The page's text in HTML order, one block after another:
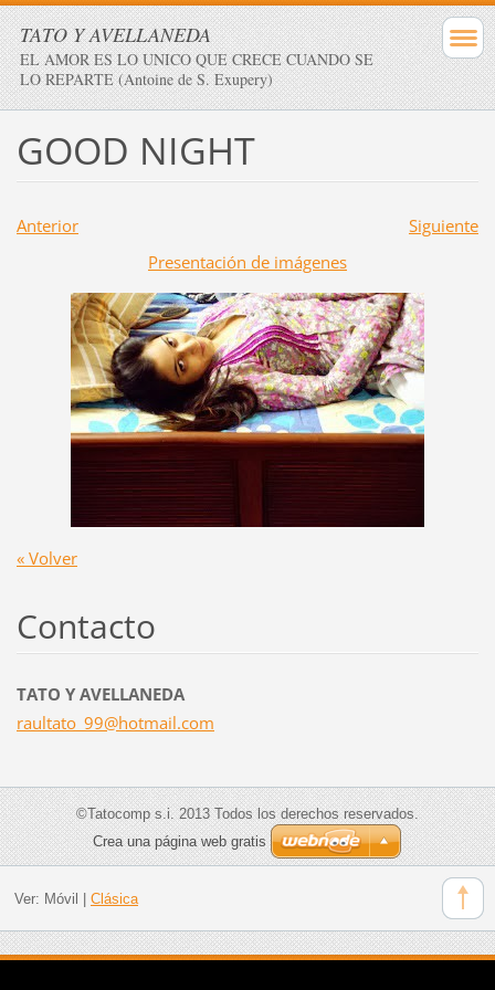
TATO Y AVELLANEDA
EL AMOR ES LO UNICO QUE CRECE CUANDO SE
LO REPARTE (Antoine de S. Exupery)
GOOD NIGHT
Anterior
Siguiente
Presentación de imágenes
« Volver
Contacto
TATO Y AVELLANEDA
raultato_99@hotmail.com
©Tatocomp s.i. 2013 Todos los derechos reservados.
Crea una página web gratis
Ver: Móvil Clásica